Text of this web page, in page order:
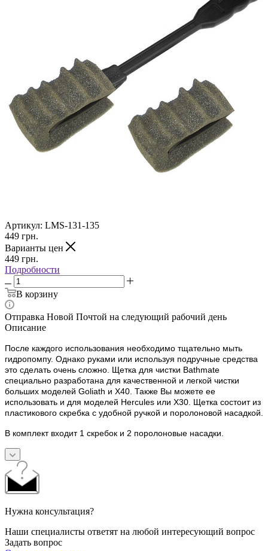
Артикул: LMS-131-135
449 грн.
Варианты цен
449 грн.
Подробности
В корзину
Отправка Новой Почтой на следующий рабочий день
Описание
После каждого использования необходимо тщательно мыть
гидропомпу. Однако руками или используя подручные средства
это сделать очень сложно. Щетка для чистки Bathmate
специально разработана для качественной и легкой чистки
больших моделей Goliath и X40. Также Вы можете ее
использовать и для моделей Hercules или X30. Щетка состоит из
пластикового скребка с удобной ручкой и поролоновой насадкой.
В комплект входит 1 скребок и 2 поролоновые насадки.
Нужна консультация?
Наши специалисты ответят на любой интересующий вопрос
Задать вопрос